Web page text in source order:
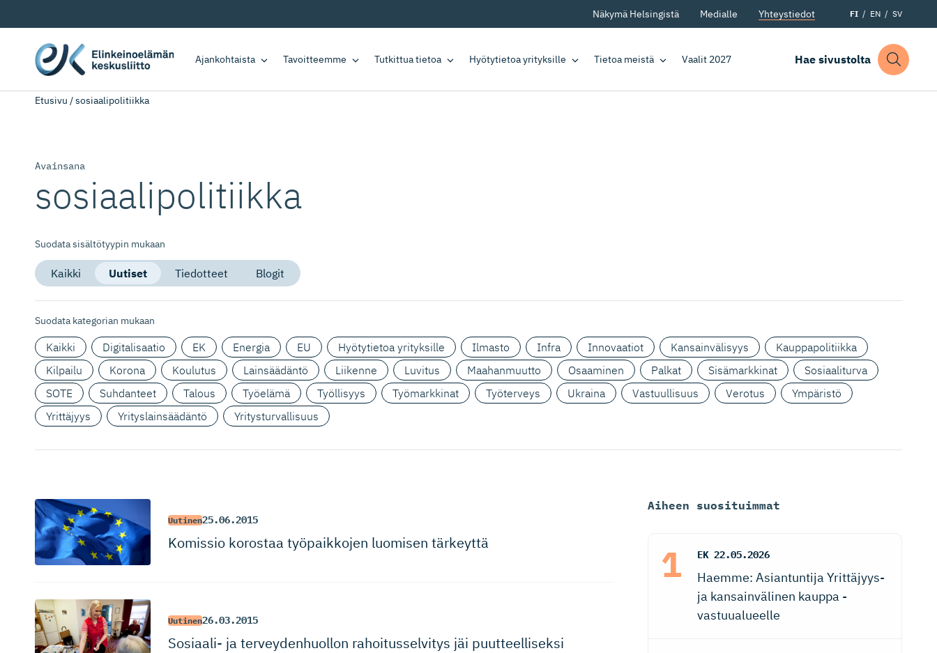
Näkymä Helsingistä Medialle Yhteystiedot FI EN SV
Ajankohtaista Tavoitteemme Tutkittua tietoa Hyötytietoa yrityksille Tietoa meistä Vaalit 2027 Hae sivustolta
Etusivu /sosiaalipolitiikka
Avainsana
sosiaalipo­litiikka
Suodata sisältötyypin mukaan
Kaikki Uutiset Tiedotteet Blogit
Suodata kategorian mukaan
Kaikki Digitalisaatio EK Energia EU Hyötytietoa yrityksille Ilmasto Infra Innovaatiot Kansainvälisyys
Kauppapolitiikka
Kilpailu
Korona Koulutus Lainsäädäntö Liikenne Luvitus Maahanmuutto Osaaminen Palkat Sisämarkkinat
Sosiaaliturva
SOTE
Suhdanteet Talous Työelämä Työllisyys Työmarkkinat Työterveys Ukraina Vastuullisuus Verotus
Ympäristö
Yrittäjyys
Yrityslainsäädäntö Yritysturvallisuus
Uutinen25.06.2015
Komissio korostaa työpaikkojen luomisen tärkeyttä
Uutinen26.03.2015
Sosiaali- ja terveyden­huollon rahoitusselvitys jäi puutteelliseksi
Aiheen suosituimmat
EK 22.05.2026
Haemme: Asiantuntija Yrittäjyys-
ja kansainvälinen kauppa -
vastuualueelle